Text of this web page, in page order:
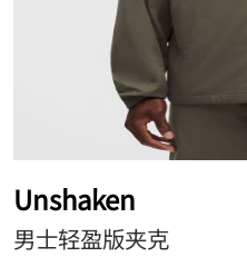
Unshaken
男士轻盈版夹克